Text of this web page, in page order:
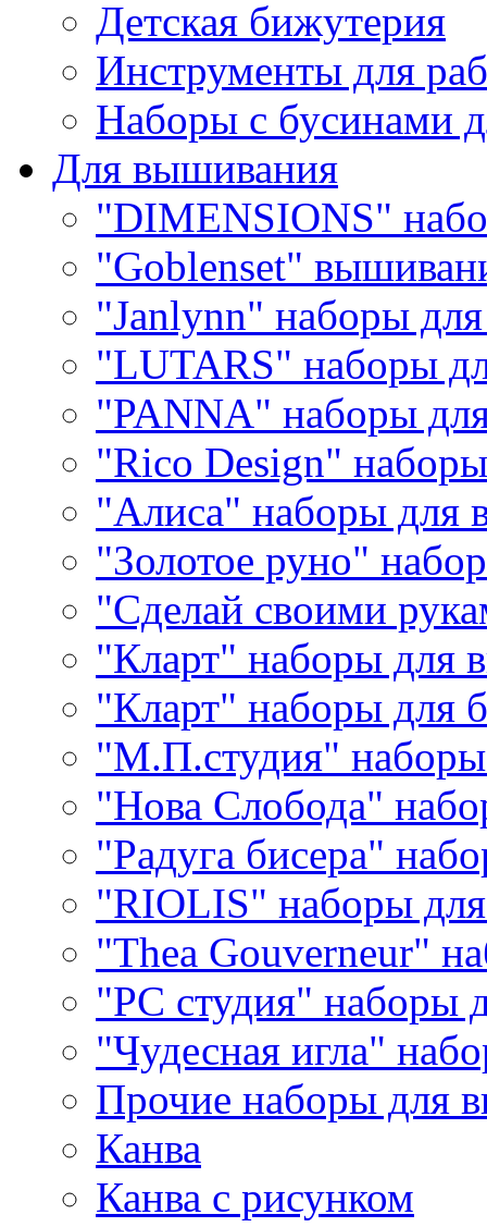
Детская бижутерия
Инструменты для
Наборы с бусинами
Для вышивания
"DIMENSIONS"
"Goblenset"
"Janlynn" наборы
"LUTARS" наборы
"PANNA" наборы
"Rico Design"
"Алиса" наборы для
"Золотое руно"
"Сделай своими
"Кларт" наборы для
"Кларт" наборы для
"М.П.студия"
"Нова Слобода"
"Радуга бисера"
"RIOLIS" наборы
"Thea Gouverneur"
"РС студия" наборы
"Чудесная игла"
Прочие наборы для
Канва
Канва с рисунком